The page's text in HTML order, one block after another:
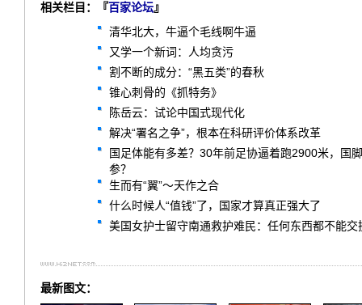
相关栏目：『百家论坛』
清华北大，牛逼个毛线啊牛逼
又学一个新词：人均贪污
割不断的成分：“黑五类”的春秋
锥心刺骨的《抓特务》
陈岳云：试论中国式现代化
解决“署名之争”，根本在科研评价体系改革
国足体能有多差？30年前足协逼着跑2900米，国
参？
生而有“翼”～天作之合
什么时候人“值钱”了，国家才算真正强大了
美国女护士留守南通救护难民：任何东西都不能交
最新图文：